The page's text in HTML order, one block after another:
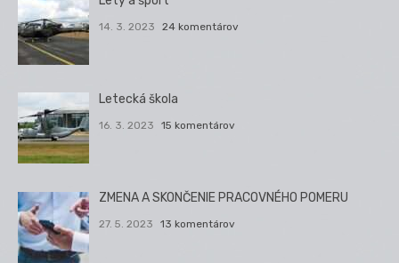
14. 3. 2023 24 komentárov
Letecká škola
16. 3. 2023 15 komentárov
ZMENA A SKONČENIE PRACOVNÉHO POMERU
27. 5. 2023 13 komentárov